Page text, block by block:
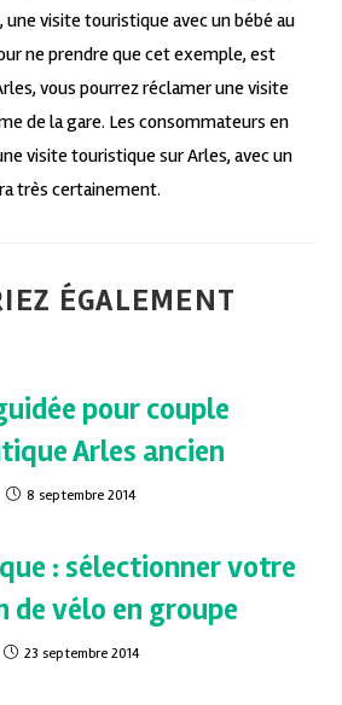
visite touristique avec un bébé au
ne prendre que cet exemple, est
vous pourrez réclamer une visite
de la gare. Les consommateurs en
visite touristique sur Arles, avec un
très certainement.
ÉGALEMENT
pour couple
Arles ancien
8 septembre 2014
: sélectionner votre
de vélo en groupe
23 septembre 2014